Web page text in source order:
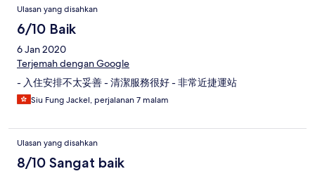
Ulasan yang disahkan
6/10 Baik
6 Jan 2020
Terjemah dengan Google
- 入住安排不太妥善 - 清潔服務很好 - 非常近捷運站
Siu Fung Jackel, perjalanan 7 malam
Ulasan yang disahkan
8/10 Sangat baik